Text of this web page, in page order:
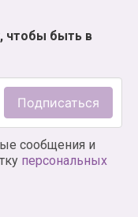
чтобы быть в
Подписаться
сообщения и
персональных